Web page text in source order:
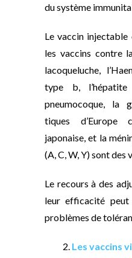
du système
Le vaccin
les vaccins contre
lacoqueluche,
type b,
pneumocoque, la
tiques d’Europe
japonaise, et la
(A, C, W, Y) sont des
Le recours à des
leur efficacité peut
problèmes de
2. Les vaccins